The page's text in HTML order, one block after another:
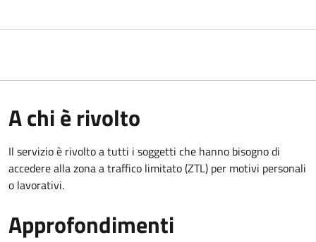
A chi è rivolto
Il servizio è rivolto a tutti i soggetti che hanno bisogno di
accedere alla zona a traffico limitato (ZTL) per motivi personali
o lavorativi.
Approfondimenti